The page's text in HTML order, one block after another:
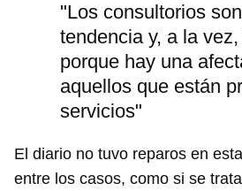
"Los consultorios
tendencia y, a la
porque hay una
aquellos que están
servicios"
El diario no tuvo reparos en
entre los casos, como si se